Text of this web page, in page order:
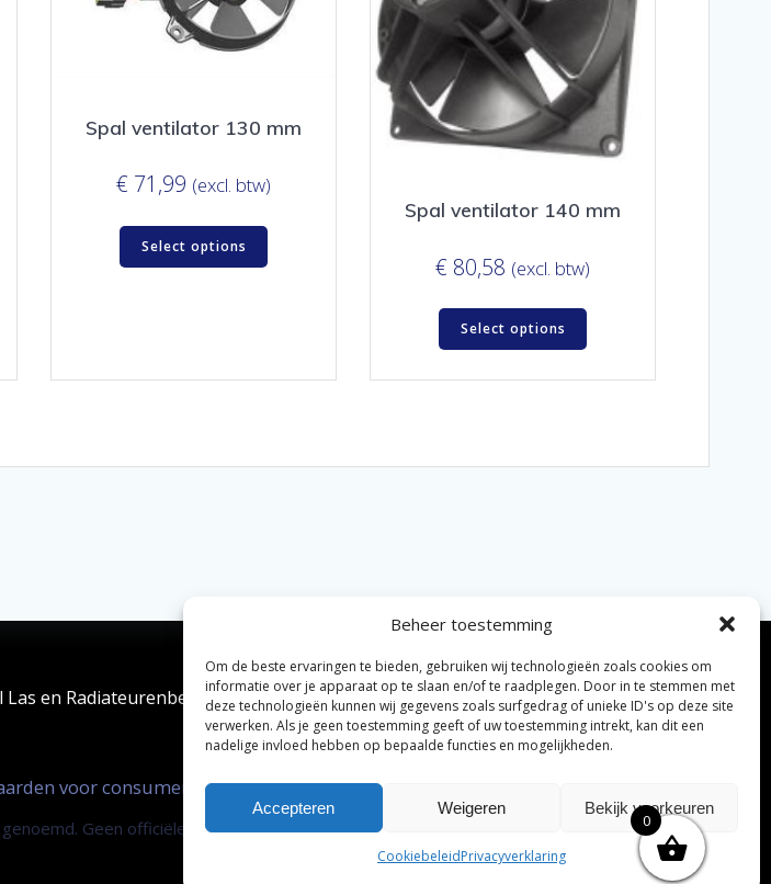
Beheer toestemming
Om de beste ervaringen te bieden, gebruiken wij technologieën zoals cookies om
informatie over je apparaat op te slaan en/of te raadplegen. Door in te stemmen met
deze technologieën kunnen wij gegevens zoals surfgedrag of unieke ID's op deze site
verwerken. Als je geen toestemming geeft of uw toestemming intrekt, kan dit een
nadelige invloed hebben op bepaalde functies en mogelijkheden.
Accepteren Weigeren Bekijk voorkeuren
CookiebeleidPrivacyverklaring
Spal ventilator 130 mm
€ 71,99 (excl. btw)
Select options
Spal ventilator 140 mm
€ 80,58 (excl. btw)
Select options
en Radiateurenbedrijf.
voor consumenten| Zakelijke algemene voorwaarden
Geen officiële samenwerking tenzij anders vermeld. 0